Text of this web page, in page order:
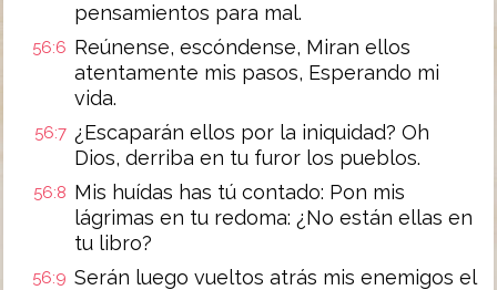
pensamientos para mal.
56:6 Reúnense, escóndense, Miran ellos
atentamente mis pasos, Esperando mi
vida.
56:7 ¿Escaparán ellos por la iniquidad? Oh
Dios, derriba en tu furor los pueblos.
56:8 Mis huídas has tú contado: Pon mis
lágrimas en tu redoma: ¿No están ellas en
tu libro?
56:9 Serán luego vueltos atrás mis enemigos el